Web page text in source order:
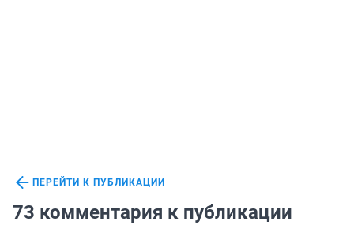
ПЕРЕЙТИ К ПУБЛИКАЦИИ
73 комментария к публикации